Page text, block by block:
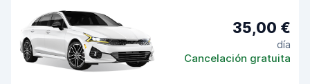
35,00 €
día
Cancelación gratuita